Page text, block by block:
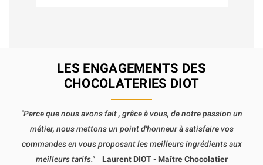
LES ENGAGEMENTS DES
CHOCOLATERIES DIOT
"Parce que nous avons fait , grâce à vous, de notre passion un
métier, nous mettons un point d'honneur à satisfaire vos
commandes en vous proposant les meilleurs ingrédients aux
meilleurs tarifs."
Laurent DIOT - Maître Chocolatier